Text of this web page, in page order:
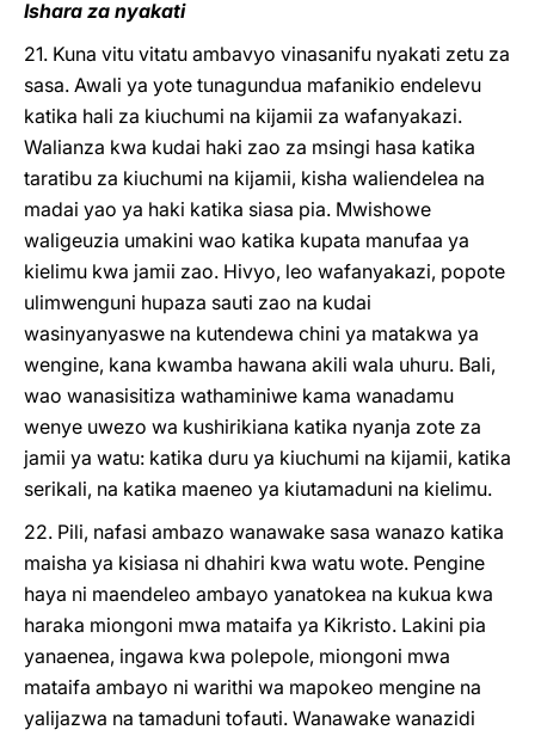
Ishara za nyakati
21. Kuna vitu vitatu ambavyo vinasanifu nyakati zetu za
sasa. Awali ya yote tunagundua mafanikio endelevu
katika hali za kiuchumi na kijamii za wafanyakazi.
Walianza kwa kudai haki zao za msingi hasa katika
taratibu za kiuchumi na kijamii, kisha waliendelea na
madai yao ya haki katika siasa pia. Mwishowe
waligeuzia umakini wao katika kupata manufaa ya
kielimu kwa jamii zao. Hivyo, leo wafanyakazi, popote
ulimwenguni hupaza sauti zao na kudai
wasinyanyaswe na kutendewa chini ya matakwa ya
wengine, kana kwamba hawana akili wala uhuru. Bali,
wao wanasisitiza wathaminiwe kama wanadamu
wenye uwezo wa kushirikiana katika nyanja zote za
jamii ya watu: katika duru ya kiuchumi na kijamii, katika
serikali, na katika maeneo ya kiutamaduni na kielimu.
22. Pili, nafasi ambazo wanawake sasa wanazo katika
maisha ya kisiasa ni dhahiri kwa watu wote. Pengine
haya ni maendeleo ambayo yanatokea na kukua kwa
haraka miongoni mwa mataifa ya Kikristo. Lakini pia
yanaenea, ingawa kwa polepole, miongoni mwa
mataifa ambayo ni warithi wa mapokeo mengine na
yalijazwa na tamaduni tofauti. Wanawake wanazidi